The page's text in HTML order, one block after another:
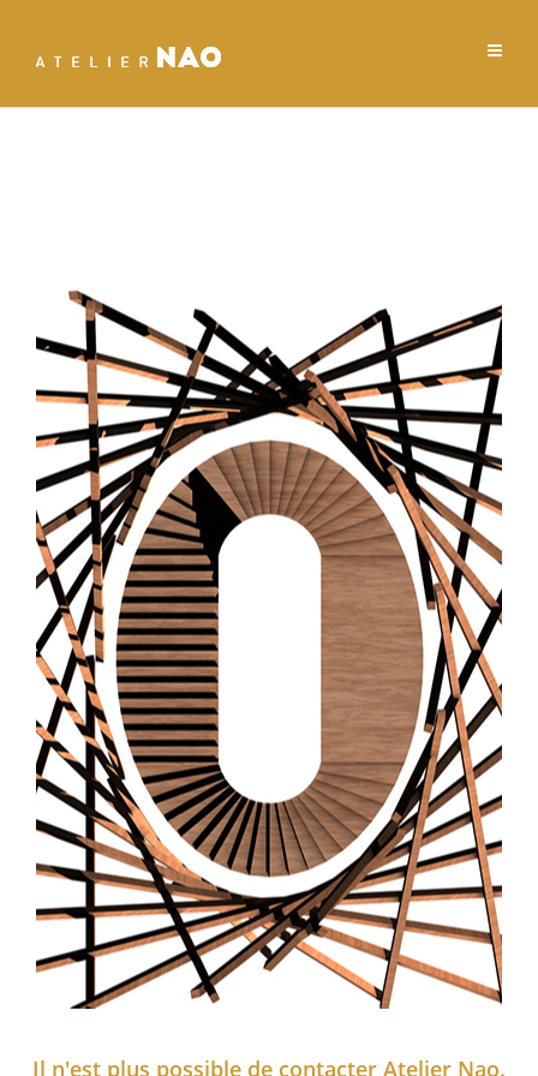
Il n'est plus possible de contacter Atelier Nao.